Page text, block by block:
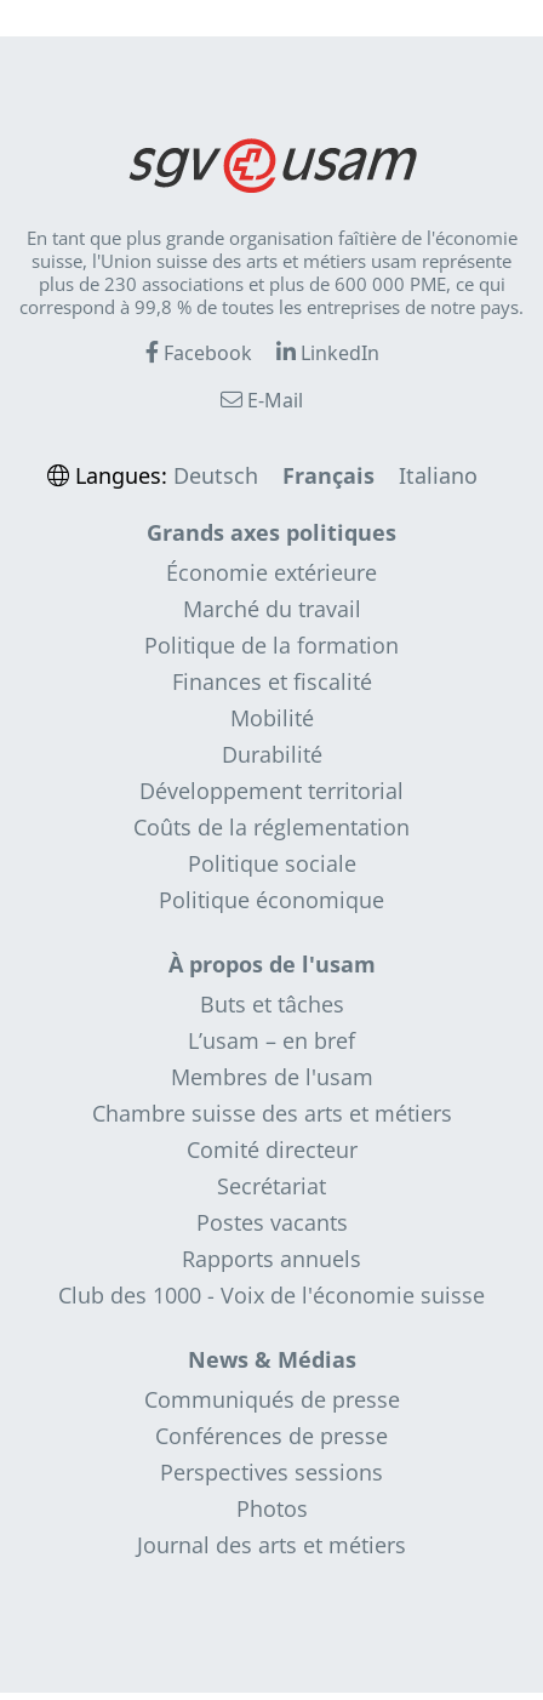
En tant que plus grande organisation faîtière de l'économie
suisse, l'Union suisse des arts et métiers usam représente
plus de 230 associations et plus de 600 000 PME, ce qui
correspond à 99,8 % de toutes les entreprises de notre pays.
Facebook
LinkedIn
E-Mail
Langues: Deutsch Français
Italiano
Grands axes politiques
Économie extérieure
Marché du travail
Politique de la formation
Finances et fiscalité
Mobilité
Durabilité
Développement territorial
Coûts de la réglementation
Politique sociale
Politique économique
À propos de l'usam
Buts et tâches
L’usam – en bref
Membres de l'usam
Chambre suisse des arts et métiers
Comité directeur
Secrétariat
Postes vacants
Rapports annuels
Club des 1000 - Voix de l'économie suisse
News & Médias
Communiqués de presse
Conférences de presse
Perspectives sessions
Photos
Journal des arts et métiers